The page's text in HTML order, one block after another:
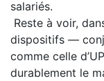
salariés.
Reste à voir,
dispositifs —
comme celle
durablement le